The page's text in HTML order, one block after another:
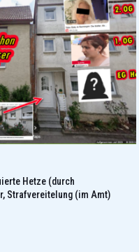
Hetze (durch
Strafvereitelung (im Amt)